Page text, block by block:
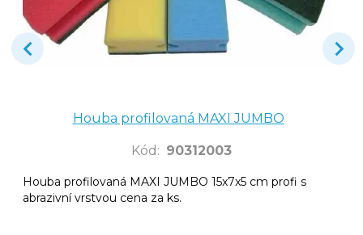
Houba profilovaná MAXI JUMBO
Kód : 90312003
Houba profilovaná MAXI JUMBO 15x7x5 cm profi s
abrazivní vrstvou cena za ks.